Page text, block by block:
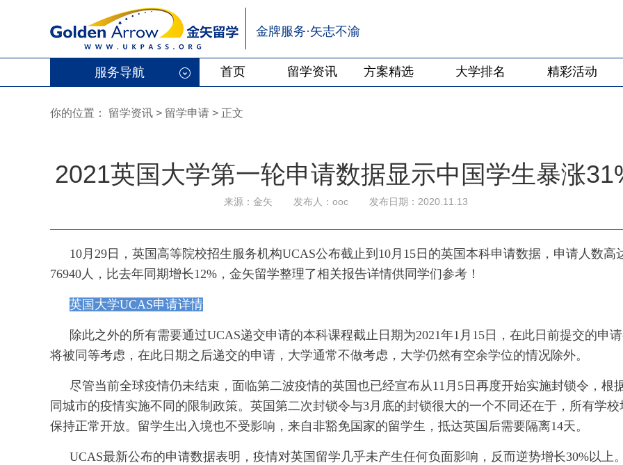
金牌服务·矢志不渝
服务导航 首页 留学资讯 方案精选 大学排名 精彩活动
你的位置： 留学资讯 > 留学申请 > 正文
2021英国大学第一轮申请数据显示中国学生暴涨
来源：金矢 发布人：ooc 发布日期：2020.11.13
10月29日，英国高等院校招生服务机构UCAS公布截止到10月15日的英国本科申请数据，申请人数高
76940人，比去年同期增长12%，金矢留学整理了相关报告详情供同学们参考！
英国大学UCAS申请详情
除此之外的所有需要通过UCAS递交申请的本科课程截止日期为2021年1月15日，在此日前提交的申
将被同等考虑，在此日期之后递交的申请，大学通常不做考虑，大学仍然有空余学位的情况除外。
尽管当前全球疫情仍未结束，面临第二波疫情的英国也已经宣布从11月5日再度开始实施封锁令，根
同城市的疫情实施不同的限制政策。英国第二次封锁令与3月底的封锁很大的一个不同还在于，所有学校
保持正常开放。留学生出入境也不受影响，来自非豁免国家的留学生，抵达英国后需要隔离14天。
UCAS最新公布的申请数据表明，疫情对英国留学几乎未产生任何负面影响，反而逆势增长30%以上。